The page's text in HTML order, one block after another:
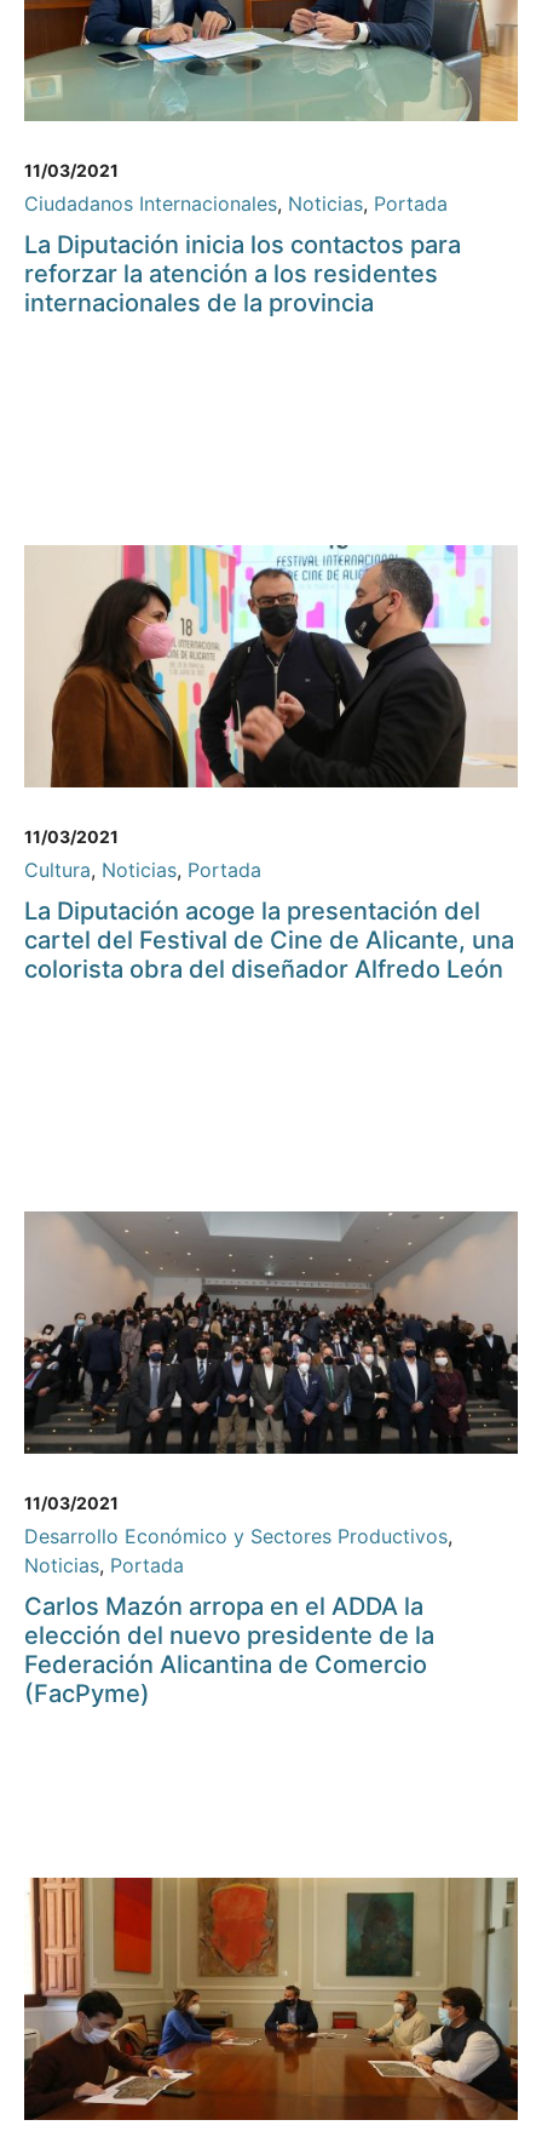
11/03/2021
Ciudadanos Internacionales, Noticias, Portada
La Diputación inicia los contactos para
reforzar la atención a los residentes
internacionales de la provincia
11/03/2021
Cultura, Noticias, Portada
La Diputación acoge la presentación del
cartel del Festival de Cine de Alicante, una
colorista obra del diseñador Alfredo León
11/03/2021
Desarrollo Económico y Sectores Productivos,
Noticias, Portada
Carlos Mazón arropa en el ADDA la
elección del nuevo presidente de la
Federación Alicantina de Comercio
(FacPyme)